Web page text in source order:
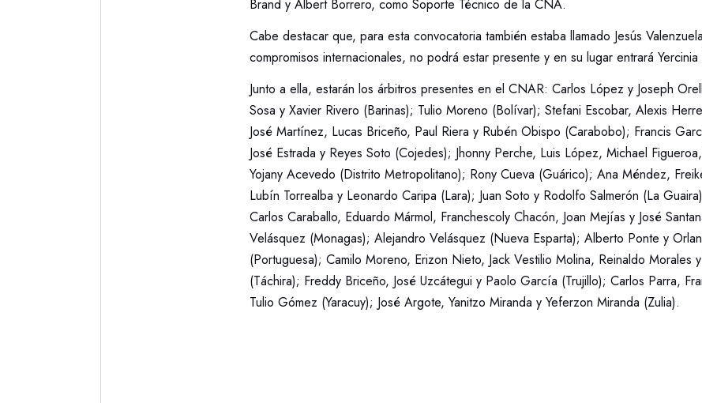
Brand y Albert Borrero, como Soporte Técnico de la CNA.
Cabe destacar que, para esta convocatoria también estaba llamado Jesús
compromisos internacionales, no podrá estar presente y en su lugar entrará
Junto a ella, estarán los árbitros presentes en el CNAR: Carlos López y Joseph
Sosa y Xavier Rivero (Barinas); Tulio Moreno (Bolívar); Stefani Escobar, Alexis
José Martínez, Lucas Briceño, Paul Riera y Rubén Obispo (Carabobo); Francis
José Estrada y Reyes Soto (Cojedes); Jhonny Perche, Luis López, Michael
Yojany Acevedo (Distrito Metropolitano); Rony Cueva (Guárico); Ana Méndez,
Lubín Torrealba y Leonardo Caripa (Lara); Juan Soto y Rodolfo Salmerón (La
Carlos Caraballo, Eduardo Mármol, Franchescoly Chacón, Joan Mejías y José
Velásquez (Monagas); Alejandro Velásquez (Nueva Esparta); Alberto Ponte y
(Portuguesa); Camilo Moreno, Erizon Nieto, Jack Vestilio Molina, Reinaldo Morales
(Táchira); Freddy Briceño, José Uzcátegui y Paolo García (Trujillo); Carlos Parra,
Tulio Gómez (Yaracuy); José Argote, Yanitzo Miranda y Yeferzon Miranda (Zulia).